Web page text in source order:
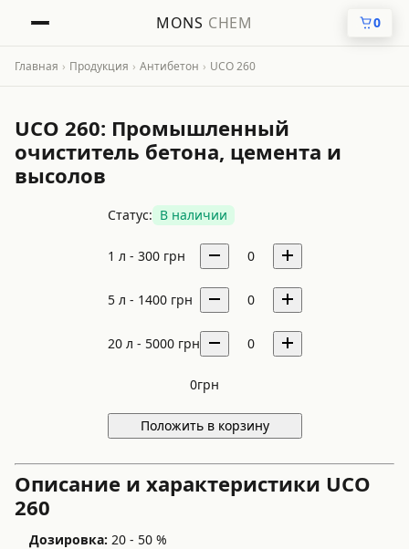
MONS CHEM 0
Главная › Продукция › Антибетон › UCO 260
UCO 260: Промышленный
очиститель бетона, цемента и
высолов
Статус: В наличии
1 л - 300 грн 0
5 л - 1400 грн 0
20 л - 5000 грн 0
0грн
Положить в корзину
Описание и характеристики UCO
260
Дозировка: 20 - 50 %